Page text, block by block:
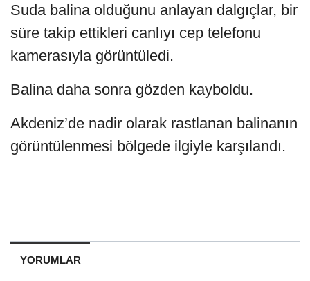
Suda balina olduğunu anlayan dalgıçlar, bir
süre takip ettikleri canlıyı cep telefonu
kamerasıyla görüntüledi.
Balina daha sonra gözden kayboldu.
Akdeniz’de nadir olarak rastlanan balinanın
görüntülenmesi bölgede ilgiyle karşılandı.
YORUMLAR